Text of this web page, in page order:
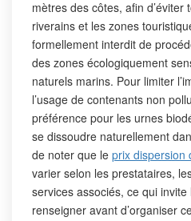
mètres des côtes, afin d’éviter
riverains et les zones
formellement interdit de
des zones écologiquement
naturels marins. Pour limiter
l’usage de contenants non
préférence pour les urnes
se dissoudre naturellement
de noter que le prix dispersion
varier selon les prestataires,
services associés, ce qui
renseigner avant d’organiser